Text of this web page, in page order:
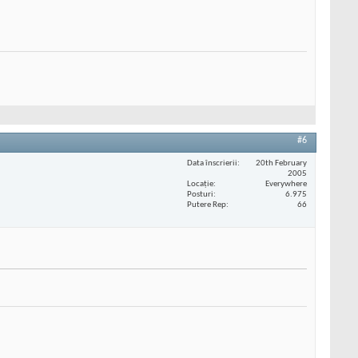
#6
Data înscrierii
20th February
2005
Locaţie
Everywhere
Posturi
6.975
Putere Rep
66